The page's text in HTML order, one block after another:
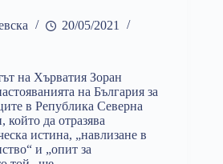
20/05/2021
на Хърватия Зоран
на България за
в Република Северна
да отразява
истина, „навлизане в
и „опит за